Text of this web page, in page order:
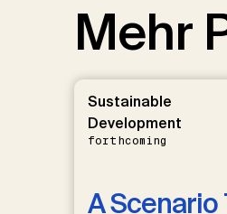
Mehr
Sustainable
Development
forthcoming
A Scenario